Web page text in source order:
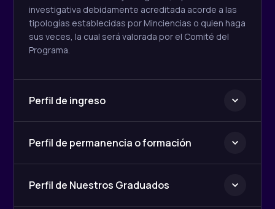
investigativa debidamente acreditada acorde a las
tipologías establecidas por Minciencias o quien haga
sus veces, la cual será valorada por el Comité del
Programa.
Perfil de ingreso
Perfil de permanencia o formación
Perfil de Nuestros Graduados